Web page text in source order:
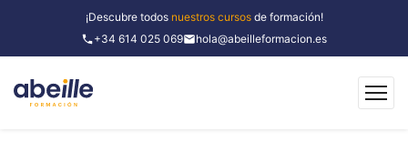
¡Descubre todos nuestros cursosde formación!
+34 614 025 069
hola@abeilleformacion.es